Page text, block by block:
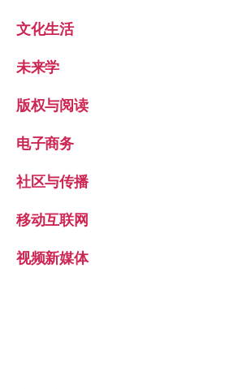
文化生活
未来学
版权与阅读
电子商务
社区与传播
移动互联网
视频新媒体